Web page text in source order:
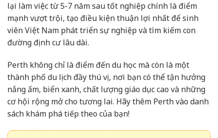
lại làm việc từ 5-7 năm sau tốt nghiệp chính là điểm
mạnh vượt trội, tạo điều kiện thuận lợi nhất để sinh
viên Việt Nam phát triển sự nghiệp và tìm kiếm con
đường định cư lâu dài.
Perth không chỉ là điểm đến du học mà còn là một
thành phố du lịch đầy thú vị, nơi bạn có thể tận hưởng
nắng ấm, biển xanh, chất lượng giáo dục cao và những
cơ hội rộng mở cho tương lai. Hãy thêm Perth vào danh
sách khám phá tiếp theo của bạn!